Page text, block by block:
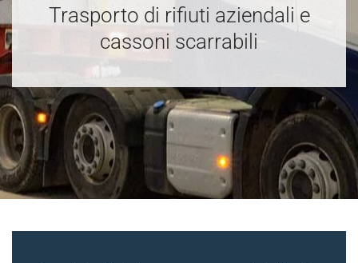
Trasporto di rifiuti aziendali e
cassoni scarrabili